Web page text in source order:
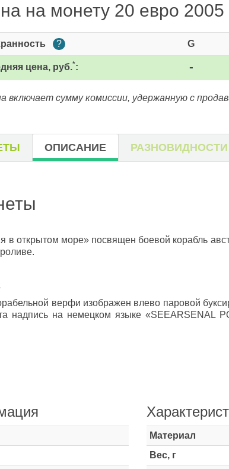
на монету 20 евро 2005
? G
цена, руб.*: -
включает сумму комиссии, удержанную с
ОПИСАНИЕ РАЗНОВИДНОСТИ
в открытом море» посвящен боевой корабль
верфи изображен влево паровой
надпись на немецком языке «SEEARSENAL
Материал
Вес, г